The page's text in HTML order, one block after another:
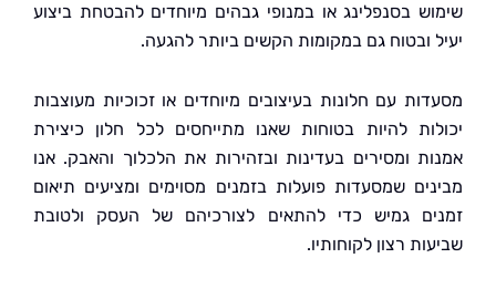
בסנפלינג או במנופי גבהים מיוחדים להבטחת ביצוע
ובטוח גם במקומות הקשים ביותר להגעה.
עם חלונות בעיצובים מיוחדים או זכוכיות מעוצבות
להיות בטוחות שאנו מתייחסים לכל חלון כיצירת
ומסירים בעדינות ובזהירות את הלכלוך והאבק. אנו
שמסעדות פועלות בזמנים מסוימים ומציעים תיאום
גמיש כדי להתאים לצורכיהם של העסק ולטובת
רצון לקוחותיו.